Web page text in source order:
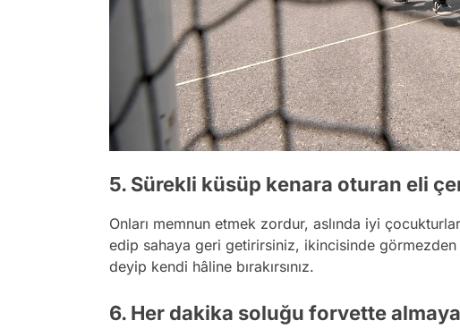
5. Sürekli küsüp kenara oturan eli
Onları memnun etmek zordur, aslında iyi
edip sahaya geri getirirsiniz, ikincisinde
deyip kendi hâline bırakırsınız.
6. Her dakika soluğu forvette